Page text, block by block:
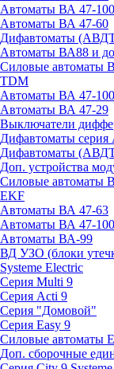
Автоматы ВА 47-100
Автоматы ВА 47-60
Дифавтоматы
Автоматы ВА88 и
Силовые автоматы
TDM
Автоматы ВА 47-100
Автоматы ВА 47-29
Выключатели
Дифавтоматы
Дифавтоматы
Доп. устройства
Силовые автоматы
EKF
Автоматы ВА 47-63
Автоматы ВА 47-100
Автоматы ВА-99
ВД УЗО (блоки
Systeme Electric
Серия Multi 9
Серия Acti 9
Серия "Домовой"
Серия Easy 9
Силовые автоматы
Доп. сборочные